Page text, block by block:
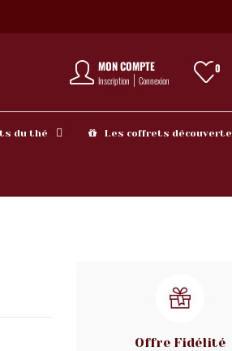
MON COMPTE
Inscription Connexion
0
du thé Les coffrets découverte
Offre Fidélité